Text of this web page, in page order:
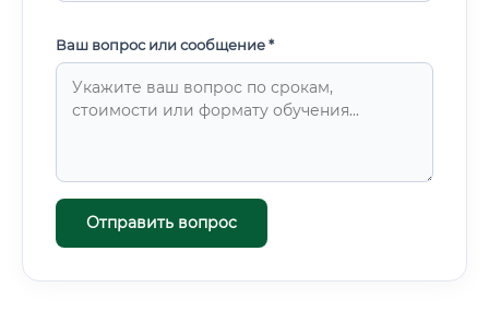
Ваш вопрос или сообщение *
Отправить вопрос